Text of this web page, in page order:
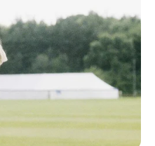
στοNewstok.gr.